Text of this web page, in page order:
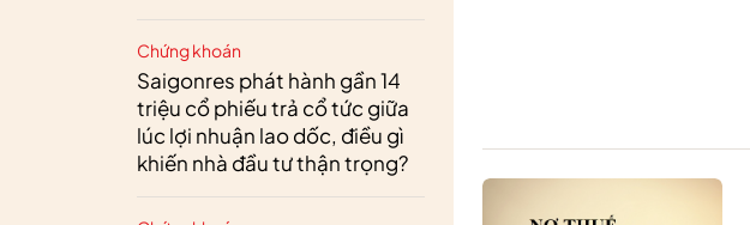
Chứng khoán
Saigonres phát hành gần 14
triệu cổ phiếu trả cổ tức giữa
lúc lợi nhuận lao dốc, điều gì
khiến nhà đầu tư thận trọng?